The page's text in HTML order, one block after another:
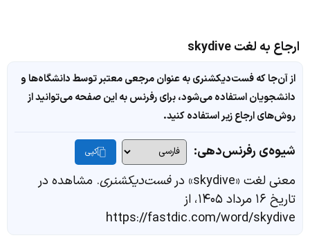
ارجاع به لغت skydive
از آن‌جا که فست‌دیکشنری به عنوان مرجعی معتبر توسط دانشگاه‌ها و
دانشجویان استفاده می‌شود، برای رفرنس به این صفحه می‌توانید از
روش‌های ارجاع زیر استفاده کنید.
شیوه‌ی رفرنس‌دهی: کپی
معنی لغت «skydive» در فست‌دیکشنری. مشاهده در
تاریخ ۱۶ مرداد ۱۴۰۵، از
https://fastdic.com/word/skydive